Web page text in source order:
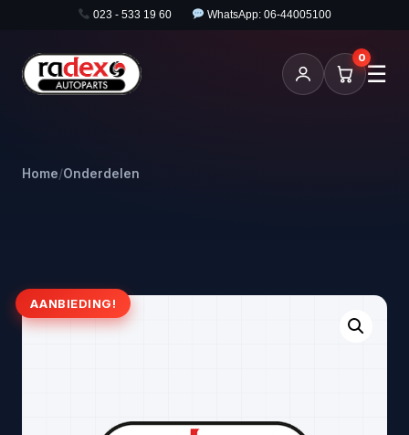
023 - 533 19 60 WhatsApp: 06-44005100
0
☰
Home/Onderdelen
AANBIEDING!